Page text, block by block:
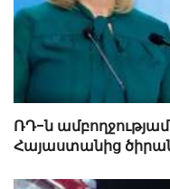
ՌԴ-ն
Հայաստանից